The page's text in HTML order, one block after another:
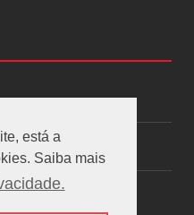
está a
Saiba mais